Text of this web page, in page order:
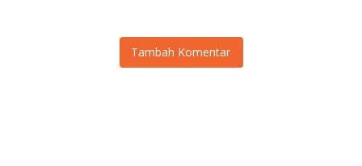
Tambah Komentar